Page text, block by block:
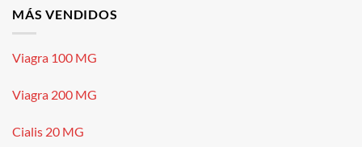
MÁS VENDIDOS
Viagra 100 MG
Viagra 200 MG
Cialis 20 MG